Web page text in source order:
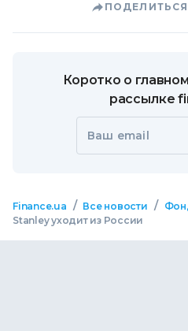
Коротко о
рассылке
Ваш email
Finance.ua / Все новости /
Stanley уходит из России